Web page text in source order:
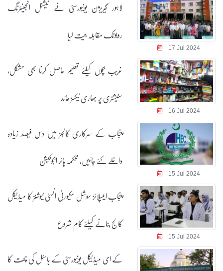
17 Jul 2024
لاہور گیریژن یونیورسٹی نے نیشنل انجینئرنگ
روبوٹک مقابلہ جیت لیا
16 Jul 2024
غریب بچوں کیلئے تعلیم حاصل کرنا بھی مشکل،
سٹیشنری پر بھاری ٹیکسز عائد
15 Jul 2024
پنجاب کے سرکاری کالجز میں دس فیصد زیادہ
داخلے کئے جائیں، محکمہ ہائر ایجوکیشن
15 Jul 2024
پنجاب ایمپلائز سوشل سکیورٹی انسٹی ٹیوشنز کا میڈیکل
کالج بنانے کیلئے کام شروع
کے ای میڈیکل یونیورسٹی کے ہاسٹل کی چھت کا